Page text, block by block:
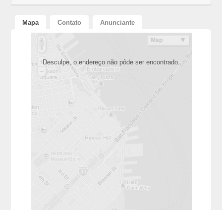
Mapa Contato Anunciante
Desculpe, o endereço não pôde ser encontrado.